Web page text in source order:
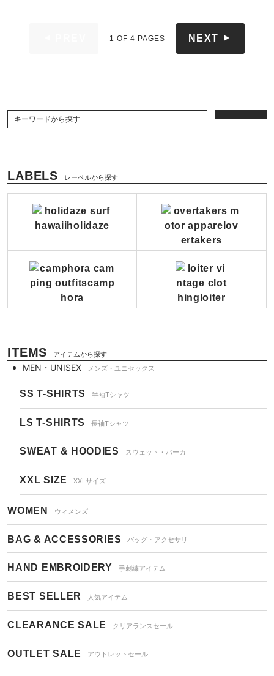
1 OF 4 PAGES NEXT
LABELS レーベルから探す
ITEMS アイテムから探す
MEN・UNISEX メンズ・ユニセックス
SS T-SHIRTS 半袖Tシャツ
LS T-SHIRTS 長袖Tシャツ
SWEAT & HOODIES スウェット・パーカ
XXL SIZE XXLサイズ
WOMEN ウィメンズ
BAG & ACCESSORIES バッグ・アクセサリ
HAND EMBROIDERY 手刺繍アイテム
BEST SELLER 人気アイテム
CLEARANCE SALE クリアランスセール
OUTLET SALE アウトレットセール